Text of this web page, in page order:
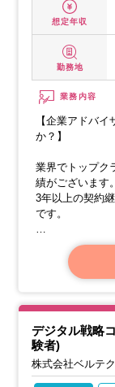
想定年収
勤務地
業務内容
【企業アドバ
か？】
業界でトップク
績がございます。
3年以上の契約
です。
【お仕事内容】
企業アドバイ
デジタル戦略
験者)
株式会社ベルテ